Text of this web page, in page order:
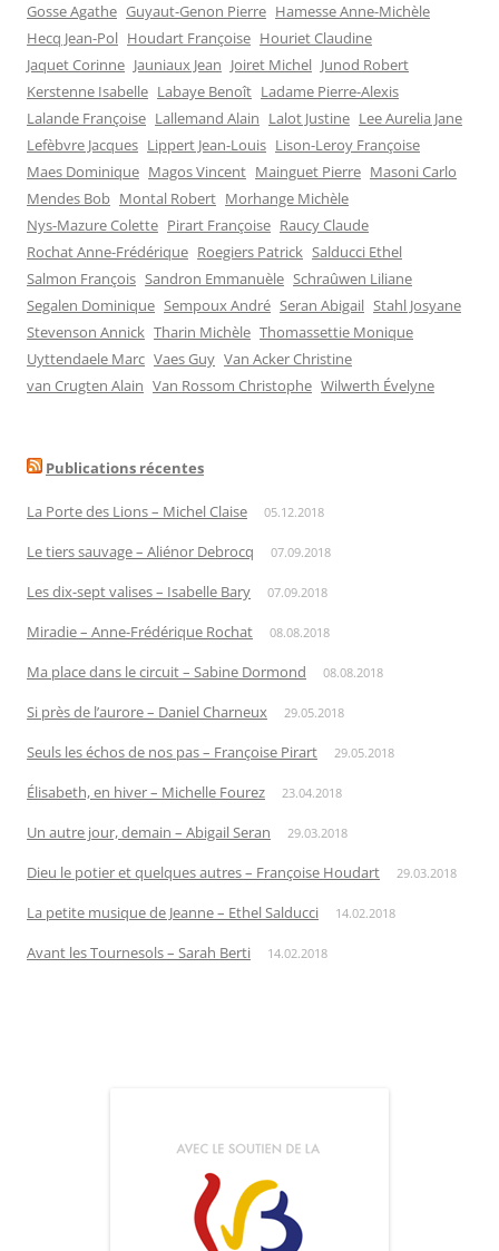
Gosse Agathe Guyaut-Genon Pierre Hamesse Anne-Michèle
Hecq Jean-Pol Houdart Françoise Houriet Claudine
Jaquet Corinne Jauniaux Jean Joiret Michel Junod Robert
Kerstenne Isabelle Labaye Benoît Ladame Pierre-Alexis
Lalande Françoise Lallemand Alain Lalot Justine Lee Aurelia Jane
Lefèbvre Jacques Lippert Jean-Louis Lison-Leroy Françoise
Maes Dominique Magos Vincent Mainguet Pierre Masoni Carlo
Mendes Bob Montal Robert Morhange Michèle
Nys-Mazure Colette Pirart Françoise Raucy Claude
Rochat Anne-Frédérique Roegiers Patrick Salducci Ethel
Salmon François Sandron Emmanuèle Schraûwen Liliane
Segalen Dominique Sempoux André Seran Abigail Stahl Josyane
Stevenson Annick Tharin Michèle Thomassettie Monique
Uyttendaele Marc Vaes Guy Van Acker Christine
van Crugten Alain Van Rossom Christophe Wilwerth Évelyne
Publications récentes
La Porte des Lions – Michel Claise 05.12.2018
Le tiers sauvage – Aliénor Debrocq 07.09.2018
Les dix-sept valises – Isabelle Bary 07.09.2018
Miradie – Anne-Frédérique Rochat 08.08.2018
Ma place dans le circuit – Sabine Dormond 08.08.2018
Si près de l’aurore – Daniel Charneux 29.05.2018
Seuls les échos de nos pas – Françoise Pirart 29.05.2018
Élisabeth, en hiver – Michelle Fourez 23.04.2018
Un autre jour, demain – Abigail Seran 29.03.2018
Dieu le potier et quelques autres – Françoise Houdart 29.03.2018
La petite musique de Jeanne – Ethel Salducci 14.02.2018
Avant les Tournesols – Sarah Berti 14.02.2018